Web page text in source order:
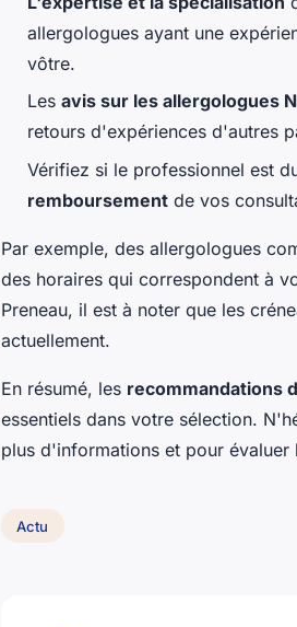
allergologues ayant une
vôtre.
Les avis sur les allergologues
retours d'expériences d'autres
Vérifiez si le professionnel est
remboursement de vos
Par exemple, des allergologues
des horaires qui correspondent à
Preneau, il est à noter que les
actuellement.
En résumé, les recommandations
essentiels dans votre sélection.
plus d'informations et pour évaluer
Actu